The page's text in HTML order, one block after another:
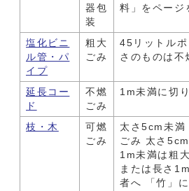
器包
装
料」をページ
塩化ビニ
ル管・パ
イプ
粗大
ごみ
45リットルポ
さのものは不
延長コー
ド
不燃
ごみ
1m未満に切
枝・木
可燃
ごみ
太さ5cm未満
ごみ 太さ
1m未満は粗
または長さ
者へ 「竹」